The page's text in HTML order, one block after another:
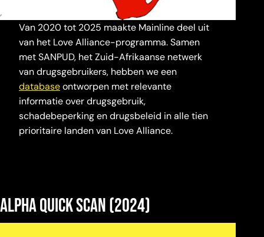
Van 2020 tot 2025 maakte Mainline deel uit
van het Love Alliance-programma. Samen
met SANPUD, het Zuid-Afrikaanse netwerk
van drugsgebruikers, hebben we een
databaseontworpen met relevante
informatie over drugsgebruik,
schadebeperking en drugsbeleid in alle tien
prioritaire landen van Love Alliance.
Alpha quick scan (2024)